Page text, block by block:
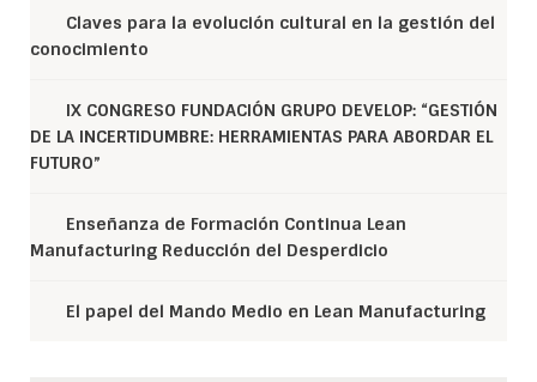
Claves para la evolución cultural en la gestión del
conocimiento
IX CONGRESO FUNDACIÓN GRUPO DEVELOP: “GESTIÓN
DE LA INCERTIDUMBRE: HERRAMIENTAS PARA ABORDAR EL
FUTURO”
Enseñanza de Formación Continua Lean
Manufacturing Reducción del Desperdicio
El papel del Mando Medio en Lean Manufacturing